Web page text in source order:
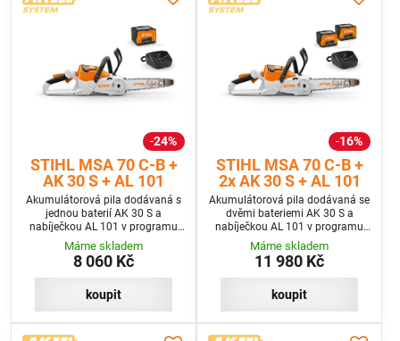
24%
STIHL MSA 70 C-B +
AK 30 S + AL 101
Akumulátorová pila dodávaná s
jednou baterií AK 30 S a
nabíječkou AL 101 v programu
SET
Máme skladem
8 060 Kč
koupit
16%
STIHL MSA 70 C-B +
2x AK 30 S + AL 101
Akumulátorová pila dodávaná se
dvěmi bateriemi AK 30 S a
nabíječkou AL 101 v programu
SET+
Máme skladem
11 980 Kč
koupit